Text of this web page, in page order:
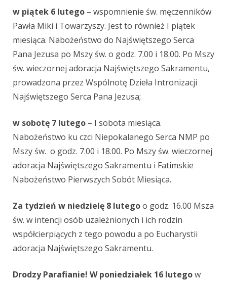
w piątek 6 lutego – wspomnienie św. męczenników
Pawła Miki i Towarzyszy. Jest to również I piątek
miesiąca. Nabożeństwo do Najświętszego Serca
Pana Jezusa po Mszy św. o godz. 7.00 i 18.00. Po Mszy
św. wieczornej adoracja Najświętszego Sakramentu,
prowadzona przez Wspólnotę Dzieła Intronizacji
Najświętszego Serca Pana Jezusa;
w sobotę 7 lutego – I sobota miesiąca.
Nabożeństwo ku czci Niepokalanego Serca NMP po
Mszy św. o godz. 7.00 i 18.00. Po Mszy św. wieczornej
adoracja Najświętszego Sakramentu i Fatimskie
Nabożeństwo Pierwszych Sobót Miesiąca.
Za tydzień w niedzielę 8 lutegoo godz. 16.00 Msza
św. w intencji osób uzależnionych i ich rodzin
współcierpiących z tego powodu a po Eucharystii
adoracja Najświętszego Sakramentu.
Drodzy Parafianie! W poniedziałek 16 lutegow